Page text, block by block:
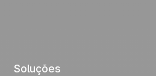
Soluções